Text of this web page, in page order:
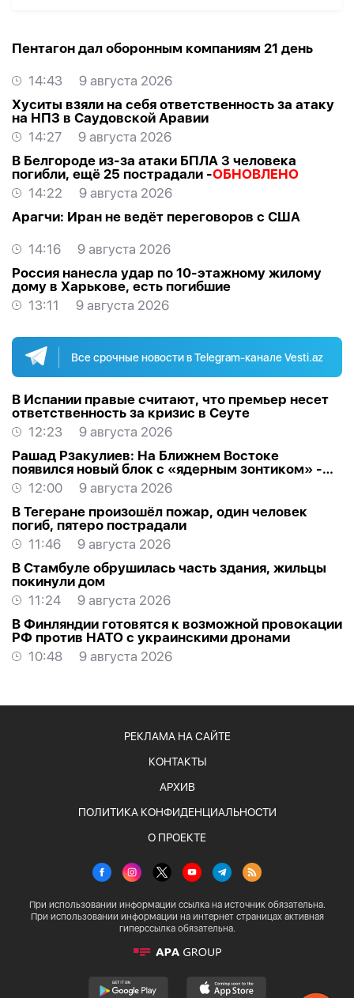
Пентагон дал оборонным компаниям 21 день
14:43
9 августа 2026
Хуситы взяли на себя ответственность за атаку
на НПЗ в Саудовской Аравии
14:27
9 августа 2026
В Белгороде из-за атаки БПЛА 3 человека
погибли, ещё 25 пострадали -ОБНОВЛЕНО
14:22
9 августа 2026
Арагчи: Иран не ведёт переговоров с США
14:16
9 августа 2026
Россия нанесла удар по 10-этажному жилому
дому в Харькове, есть погибшие
13:11
9 августа 2026
Все срочные новости в Telegram-канале Vesti.az
В Испании правые считают, что премьер несет
ответственность за кризис в Сеуте
12:23
9 августа 2026
Рашад Рзакулиев: На Ближнем Востоке
появился новый блок с «ядерным зонтиком» -
МНЕНИЕ ЭКСПЕРТА
12:00
9 августа 2026
В Тегеране произошёл пожар, один человек
погиб, пятеро пострадали
11:46
9 августа 2026
В Стамбуле обрушилась часть здания, жильцы
покинули дом
11:24
9 августа 2026
В Финляндии готовятся к возможной провокации
РФ против НАТО с украинскими дронами
10:48
9 августа 2026
РЕКЛАМА НА САЙТЕ
КОНТАКТЫ
АРХИВ
ПОЛИТИКА КОНФИДЕНЦИАЛЬНОСТИ
О ПРОЕКТЕ
При использовании информации ссылка на источник обязательна.
При использовании информации на интернет страницах активная
гиперссылка обязательна.